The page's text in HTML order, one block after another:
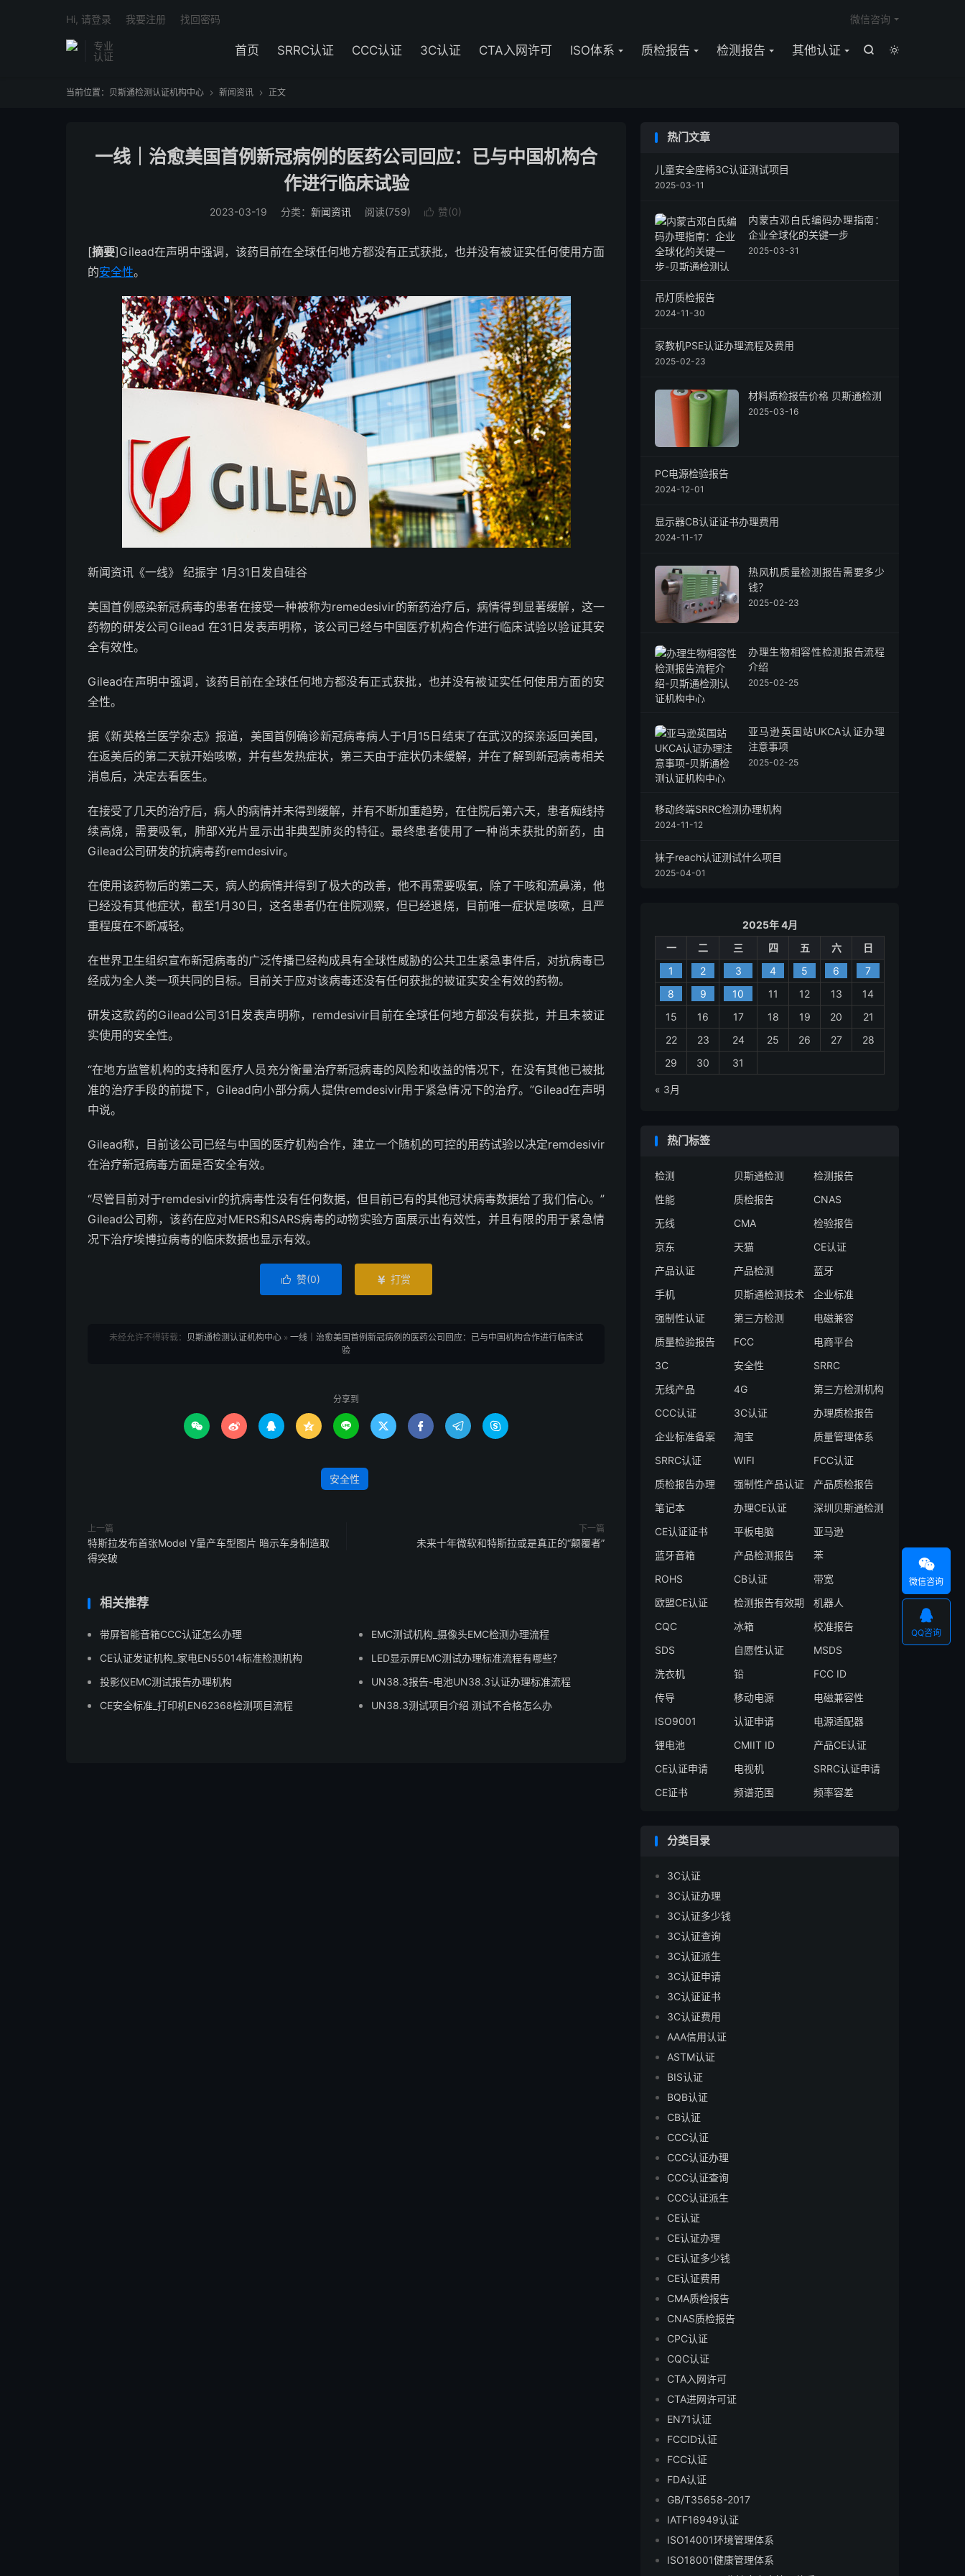
专业
认证


首页 SRRC认证 CCC认证 3C认证 CTA入网许可 ISO体系 质检报告 检测报告 其他认证
微信咨询
Hi, 请登录 我要注册 找回密码
当前位置： 贝斯通检测认证机构中心  新闻资讯  正文
一线｜治愈美国首例新冠病例的医药公司回应：已与中国机构合
作进行临床试验
2023-03-19 分类： 新闻资讯 阅读(759)  赞(0)
[摘要]Gilead在声明中强调，该药目前在全球任何地方都没有正式获批，也并没有被证实任何使用方面
的安全性。
新闻资讯《一线》 纪振宇 1月31日发自硅谷
美国首例感染新冠病毒的患者在接受一种被称为remedesivir的新药治疗后，病情得到显著缓解，这一
药物的研发公司Gilead 在31日发表声明称，该公司已经与中国医疗机构合作进行临床试验以验证其安
全有效性。
Gilead在声明中强调，该药目前在全球任何地方都没有正式获批，也并没有被证实任何使用方面的安
全性。
据《新英格兰医学杂志》报道，美国首例确诊新冠病毒病人于1月15日结束了在武汉的探亲返回美国，
在返美后的第二天就开始咳嗽，并有些发热症状，第三天由于症状仍未缓解，并在了解到新冠病毒相关
消息后，决定去看医生。
在接受了几天的治疗后，病人的病情并未得到缓解，并有不断加重趋势，在住院后第六天，患者痴线持
续高烧，需要吸氧，肺部X光片显示出非典型肺炎的特征。最终患者使用了一种尚未获批的新药，由
Gilead公司研发的抗病毒药remdesivir。
在使用该药物后的第二天，病人的病情并得到了极大的改善，他不再需要吸氧，除了干咳和流鼻涕，他
已经没有其他症状，截至1月30日，这名患者仍在住院观察，但已经退烧，目前唯一症状是咳嗽，且严
重程度在不断减轻。
在世界卫生组织宣布新冠病毒的广泛传播已经构成具有全球性威胁的公共卫生紧急事件后，对抗病毒已
经成为全人类一项共同的目标。目前关于应对该病毒还没有任何获批的被证实安全有效的药物。
研发这款药的Gilead公司31日发表声明称，remdesivir目前在全球任何地方都没有获批，并且未被证
实使用的安全性。
“在地方监管机构的支持和医疗人员充分衡量治疗新冠病毒的风险和收益的情况下，在没有其他已被批
准的治疗手段的前提下，Gilead向小部分病人提供remdesivir用于紧急情况下的治疗。”Gilead在声明
中说。
Gilead称，目前该公司已经与中国的医疗机构合作，建立一个随机的可控的用药试验以决定remdesivir
在治疗新冠病毒方面是否安全有效。
“尽管目前对于remdesivir的抗病毒性没有任何数据，但目前已有的其他冠状病毒数据给了我们信心。”
Gilead公司称，该药在应对MERS和SARS病毒的动物实验方面展示出有效性，并且有限的用于紧急情
况下治疗埃博拉病毒的临床数据也显示有效。
 赞(0)  打赏
未经允许不得转载： 贝斯通检测认证机构中心 » 一线｜治愈美国首例新冠病例的医药公司回应：已与中国机构合作进行临床试
验
分享到
        
安全性
上一篇
特斯拉发布首张Model Y量产车型图片 暗示车身制造取
得突破
下一篇
未来十年微软和特斯拉或是真正的“颠覆者”
相关推荐
带屏智能音箱CCC认证怎么办理
EMC测试机构_摄像头EMC检测办理流程
CE认证发证机构_家电EN55014标准检测机构
LED显示屏EMC测试办理标准流程有哪些？
投影仪EMC测试报告办理机构
UN38.3报告-电池UN38.3认证办理标准流程
CE安全标准_打印机EN62368检测项目流程
UN38.3测试项目介绍 测试不合格怎么办
热门文章
儿童安全座椅3C认证测试项目
2025-03-11
内蒙古邓白氏编码办理指南：
企业全球化的关键一步
2025-03-31
吊灯质检报告
2024-11-30
家教机PSE认证办理流程及费用
2025-02-23
材料质检报告价格 贝斯通检测
2025-03-16
PC电源检验报告
2024-12-01
显示器CB认证证书办理费用
2024-11-17
热风机质量检测报告需要多少
钱？
2025-02-23
办理生物相容性检测报告流程
介绍
2025-02-25
亚马逊英国站UKCA认证办理
注意事项
2025-02-25
移动终端SRRC检测办理机构
2024-11-12
袜子reach认证测试什么项目
2025-04-01
2025年 4月
一
二 三 四 五 六
日
1
2 3 4 5 6
7
8
9 10 11 12 13
14
15
16 17 18 19 20
21
22
23 24 25 26 27
28
29
30 31
« 3月
热门标签
检测 贝斯通检测
检测报告
性能
质检报告
CNAS
无线
CMA
检验报告
京东
天猫
CE认证
产品认证
产品检测
蓝牙
手机
贝斯通检测技术
企业标准
强制性认证
第三方检测
电磁兼容
质量检验报告
FCC
电商平台
3C
安全性
SRRC
无线产品
4G
第三方检测机构
CCC认证
3C认证
办理质检报告
企业标准备案
淘宝
质量管理体系
SRRC认证
WIFI
FCC认证
质检报告办理
强制性产品认证
产品质检报告
笔记本
办理CE认证
深圳贝斯通检测
CE认证证书
平板电脑
亚马逊
蓝牙音箱
产品检测报告
苯
ROHS
CB认证
带宽
欧盟CE认证
检测报告有效期
机器人
CQC
冰箱
校准报告
SDS
自愿性认证
MSDS
洗衣机
铅
FCC ID
传导
移动电源
电磁兼容性
ISO9001
认证申请
电源适配器
锂电池
CMIIT ID
产品CE认证
CE认证申请
电视机
SRRC认证申请
CE证书
频谱范围 频率容差
分类目录
3C认证
3C认证办理
3C认证多少钱
3C认证查询
3C认证派生
3C认证申请
3C认证证书
3C认证费用
AAA信用认证
ASTM认证
BIS认证
BQB认证
CB认证
CCC认证
CCC认证办理
CCC认证查询
CCC认证派生
CE认证
CE认证办理
CE认证多少钱
CE认证费用
CMA质检报告
CNAS质检报告
CPC认证
CQC认证
CTA入网许可
CTA进网许可证
EN71认证
FCCID认证
FCC认证
FDA认证
GB/T35658-2017
IATF16949认证
ISO14001环境管理体系
ISO18001健康管理体系

微信咨询

QQ咨询